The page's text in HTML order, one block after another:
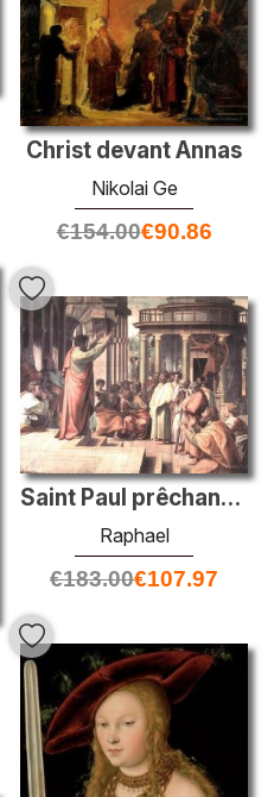
Christ devant Annas
Nikolai Ge
€154.00€90.86
Saint Paul prêchant à Athènes (dessin animé pour la chapelle Six
Raphael
€183.00€107.97